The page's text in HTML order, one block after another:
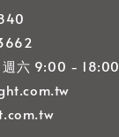
週六 9:00 - 18:00